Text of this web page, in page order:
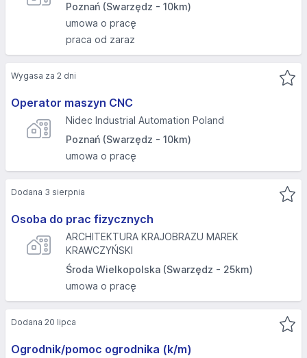
Poznań (Swarzędz - 10km)
umowa o pracę
praca od zaraz
Operator maszyn CNC
Nidec Industrial Automation Poland
Poznań (Swarzędz - 10km)
umowa o pracę
Wygasa za 2 dni
Osoba do prac fizycznych
ARCHITEKTURA KRAJOBRAZU MAREK
KRAWCZYŃSKI
Środa Wielkopolska (Swarzędz - 25km)
umowa o pracę
Dodana 3 sierpnia
Ogrodnik/pomoc ogrodnika (k/m)
Dodana 20 lipca